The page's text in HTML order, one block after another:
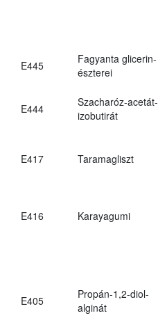
E445
Fagyanta glicerin-
észterei
E444
Szacharóz-acetát-
izobutirát
E417 Taramagliszt
E416 Karayagumi
E405
Propán-1,2-diol-
alginát